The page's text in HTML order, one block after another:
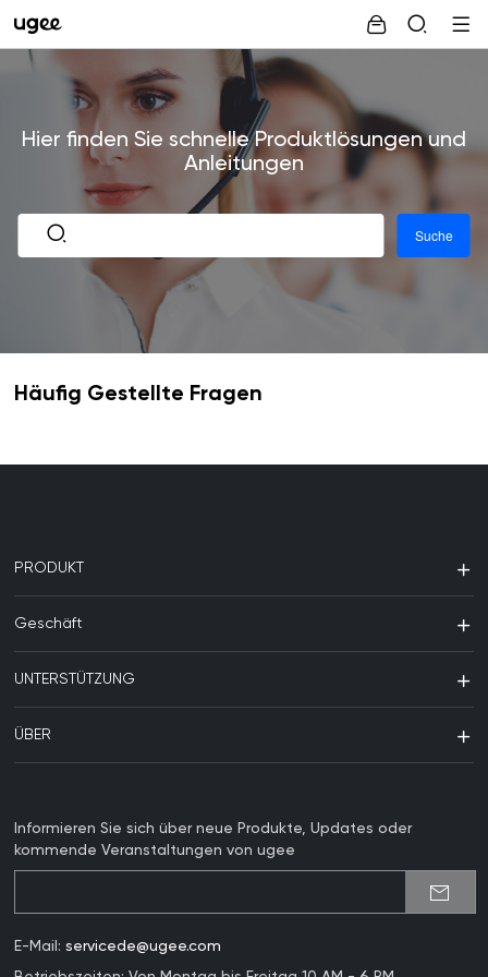
Hier finden Sie schnelle Produktlösungen und
Anleitungen
Suche
Häufig Gestellte Fragen
PRODUKT
Geschäft
UNTERSTÜTZUNG
ÜBER
Informieren Sie sich über neue Produkte, Updates oder
kommende Veranstaltungen von ugee
E-Mail:servicede@ugee.com